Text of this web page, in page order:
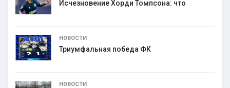
Исчезновение Хорди Томпсона: что
НОВОСТИ
Триумфальная победа ФК
НОВОСТИ